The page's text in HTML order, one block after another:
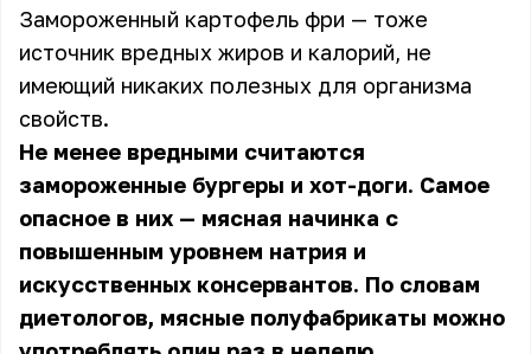
Замороженный картофель фри — тоже
источник вредных жиров и калорий, не
имеющий никаких полезных для организма
свойств.
Не менее вредными считаются
замороженные бургеры и хот-доги. Самое
опасное в них — мясная начинка с
повышенным уровнем натрия и
искусственных консервантов. По словам
диетологов, мясные полуфабрикаты можно